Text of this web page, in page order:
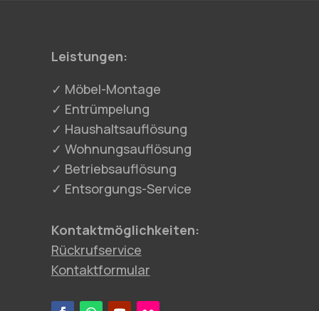
Leistungen:
✓ Möbel-Montage
✓ Entrümpelung
✓ Haushaltsauflösung
✓ Wohnungsauflösung
✓ Betriebsauflösung
✓ Entsorgungs-Service
Kontaktmöglichkeiten:
Rückrufservice
Kontaktformular